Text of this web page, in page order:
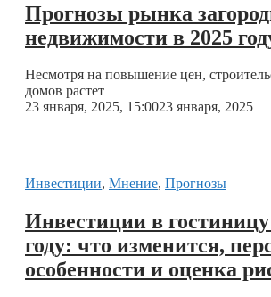
Прогнозы рынка
недвижимости в 2025
Несмотря на повышение цен,
домов растет
23 января, 2025, 15:0023 января, 2025
Инвестиции, Мнение, Прогнозы
Инвестиции в гостиницу
году: что изменится,
особенности и оценка